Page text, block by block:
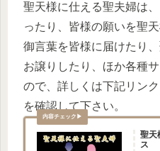
聖天様に仕える聖夫婦は
ったり、皆様の願いを聖
御言葉を皆様に届けたり
お譲りしたり、ほか各種
ので、詳しくは下記リン
を確認して下さい。
聖天
ス